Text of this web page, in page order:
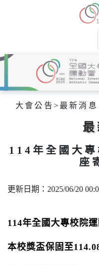
大會公告 > 最新消息
114年全國大
座
更新日期：2025/06/20
114年全國大專校院
本校獎盃保固至